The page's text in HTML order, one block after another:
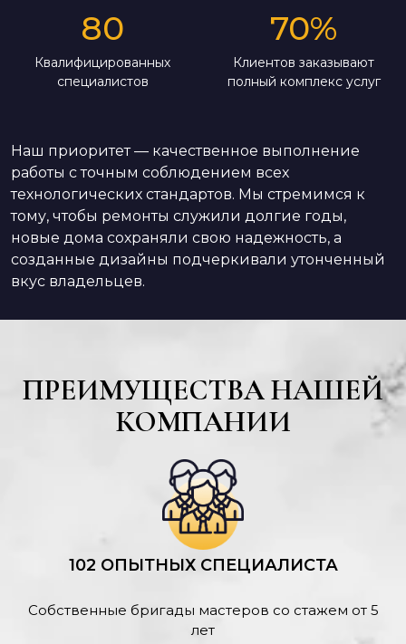
80
Квалифицированных
специалистов
70%
Клиентов заказывают
полный комплекс услуг
Наш приоритет — качественное выполнение
работы с точным соблюдением всех
технологических стандартов. Мы стремимся к
тому, чтобы ремонты служили долгие годы,
новые дома сохраняли свою надежность, а
созданные дизайны подчеркивали утонченный
вкус владельцев.
ПРЕИМУЩЕСТВА НАШЕЙ
КОМПАНИИ
102 ОПЫТНЫХ СПЕЦИАЛИСТА
Собственные бригады мастеров со стажем от 5
лет